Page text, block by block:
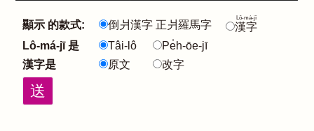
顯示 的款式: 倒爿漢字 正爿羅馬字 漢字
Lô-má-jī
Lô-má-jī 是 Tâi-lô
Pe̍h-ōe-jī
漢字是
原文 改字